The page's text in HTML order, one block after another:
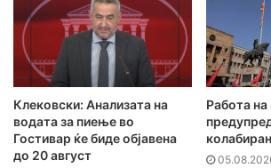
Клековски: Анализата на
водата за пиење во
Гостивар ќе биде објавена
до 20 август
Работа